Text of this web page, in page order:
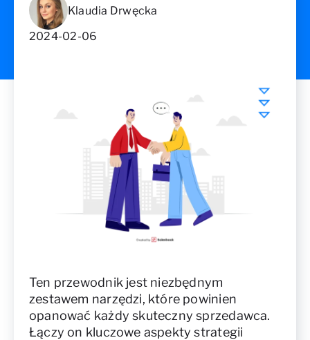
Klaudia Drwęcka
2024-02-06
Ten przewodnik jest niezbędnym
zestawem narzędzi, które powinien
opanować każdy skuteczny sprzedawca.
Łączy on kluczowe aspekty strategii